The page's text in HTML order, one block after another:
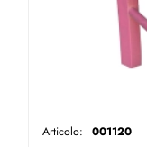
Articolo: 001120